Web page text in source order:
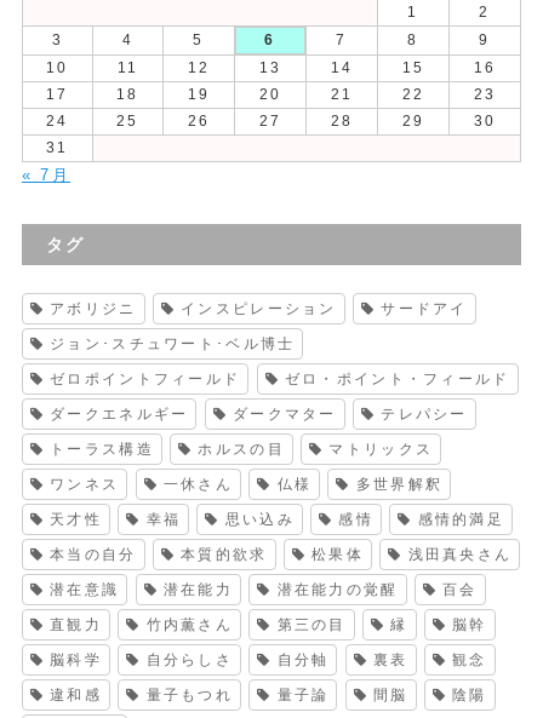
1
2
3
4 5 6 7 8
9
10
11 12 13 14 15
16
17
18 19 20 21 22
23
24
25 26 27 28 29
30
31
« 7月
タグ
アボリジニ インスピレーション サードアイ
ジョン･スチュワート･ベル博士
ゼロポイントフィールド ゼロ・ポイント・フィールド
ダークエネルギー ダークマター テレパシー
トーラス構造 ホルスの目 マトリックス
ワンネス 一休さん 仏様 多世界解釈
天才性 幸福 思い込み 感情 感情的満足
本当の自分 本質的欲求 松果体 浅田真央さん
潜在意識 潜在能力 潜在能力の覚醒 百会
直観力 竹内薫さん 第三の目 縁 脳幹
脳科学 自分らしさ 自分軸 裏表 観念
違和感 量子もつれ 量子論 間脳 陰陽